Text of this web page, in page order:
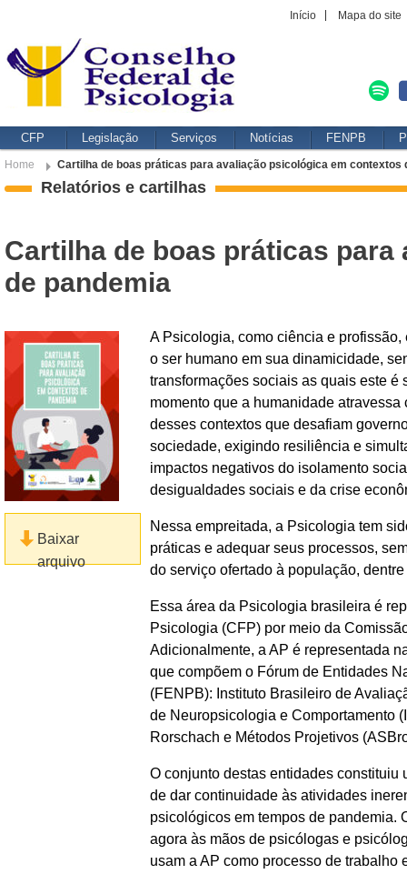
Início Mapa do site
CFP Legislação Serviços Notícias FENPB
Home Cartilha de boas práticas para avaliação psicológica em contextos
Relatórios e cartilhas
Cartilha de boas práticas
de pandemia
Baixar
arquivo
A Psicologia, como ciência e
o ser humano em sua dinamicidade,
transformações sociais as quais este é
momento que a humanidade
desses contextos que desafiam
sociedade, exigindo resiliência e
impactos negativos do isolamento
desigualdades sociais e da crise
Nessa empreitada, a Psicologia tem
práticas e adequar seus processos,
do serviço ofertado à população,
Essa área da Psicologia brasileira é
Psicologia (CFP) por meio da
Adicionalmente, a AP é representada
que compõem o Fórum de Entidades
(FENPB): Instituto Brasileiro de
de Neuropsicologia e Comportamento
Rorschach e Métodos Projetivos
O conjunto destas entidades constituiu
de dar continuidade às atividades
psicológicos em tempos de pandemia.
agora às mãos de psicólogas e
usam a AP como processo de trabalho